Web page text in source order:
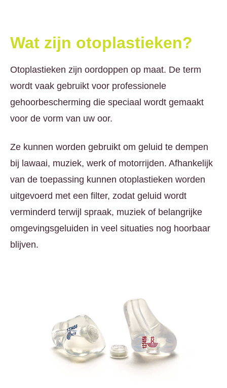
Wat zijn otoplastieken?
Otoplastieken zijn oordoppen op maat. De term
wordt vaak gebruikt voor professionele
gehoorbescherming die speciaal wordt gemaakt
voor de vorm van uw oor.
Ze kunnen worden gebruikt om geluid te dempen
bij lawaai, muziek, werk of motorrijden. Afhankelijk
van de toepassing kunnen otoplastieken worden
uitgevoerd met een filter, zodat geluid wordt
verminderd terwijl spraak, muziek of belangrijke
omgevingsgeluiden in veel situaties nog hoorbaar
blijven.